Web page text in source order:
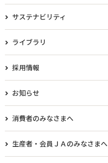
サステナビリティ
ライブラリ
採用情報
お知らせ
消費者のみなさまへ
生産者・会員ＪＡのみなさまへ​